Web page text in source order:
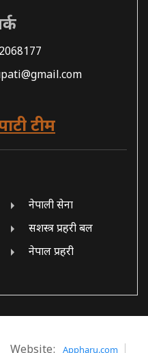
टीम
नेपाली सेना
सशस्त्र प्रहरी बल
नेपाल प्रहरी
Appharu.com